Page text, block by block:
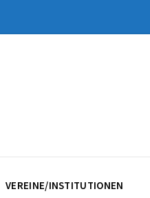
VEREINE/INSTITUTIONEN